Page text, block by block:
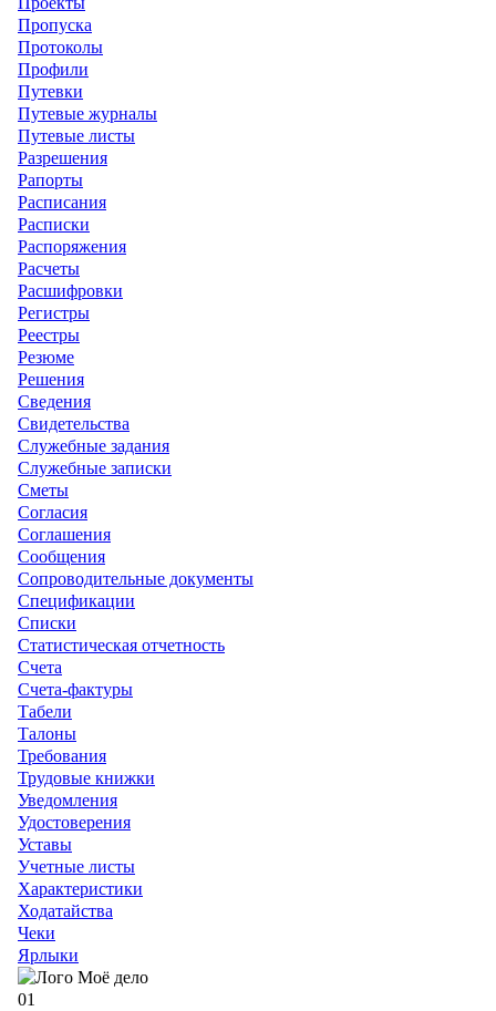
Пропуска
Протоколы
Профили
Путевки
Путевые журналы
Путевые листы
Разрешения
Рапорты
Расписания
Расписки
Распоряжения
Расчеты
Расшифровки
Регистры
Реестры
Резюме
Решения
Сведения
Свидетельства
Служебные задания
Служебные записки
Сметы
Согласия
Соглашения
Сообщения
Сопроводительные документы
Спецификации
Списки
Статистическая отчетность
Счета
Счета-фактуры
Табели
Талоны
Требования
Трудовые книжки
Уведомления
Удостоверения
Уставы
Учетные листы
Характеристики
Ходатайства
Чеки
Ярлыки
01